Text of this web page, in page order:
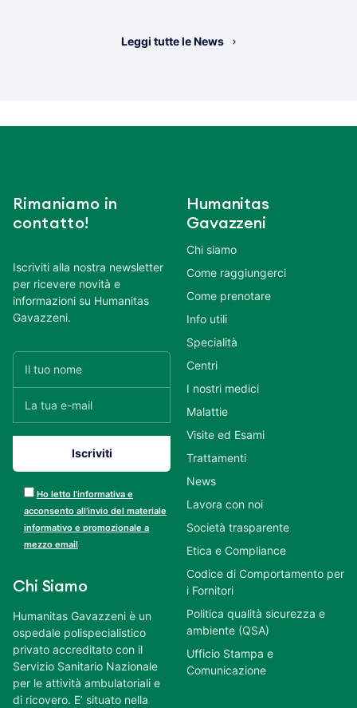
Leggi tutte le News
Rimaniamo in
contatto!
Iscriviti alla nostra newsletter
per ricevere novità e
informazioni su Humanitas
Gavazzeni.
Ho letto l’informativa e
acconsento all’invio del materiale
informativo e promozionale a
mezzo email
Chi Siamo
Humanitas Gavazzeni è un
ospedale polispecialistico
privato accreditato con il
Servizio Sanitario Nazionale
per le attività ambulatoriali e
di ricovero. E’ situato nella
Humanitas
Gavazzeni
Chi siamo
Come raggiungerci
Come prenotare
Info utili
Specialità
Centri
I nostri medici
Malattie
Visite ed Esami
Trattamenti
News
Lavora con noi
Società trasparente
Etica e Compliance
Codice di Comportamento per
i Fornitori
Politica qualità sicurezza e
ambiente (QSA)
Ufficio Stampa e
Comunicazione